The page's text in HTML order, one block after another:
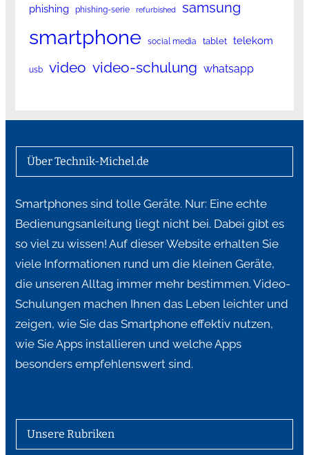
phishing phishing-serie refurbished samsung
smartphone social media tablet telekom
usb video video-schulung whatsapp
Über Technik-Michel.de
Smartphones sind tolle Geräte. Nur: Eine echte
Bedienungsanleitung liegt nicht bei. Dabei gibt es
so viel zu wissen! Auf dieser Website erhalten Sie
viele Informationen rund um die kleinen Geräte,
die unseren Alltag immer mehr bestimmen. Video-
Schulungen machen Ihnen das Leben leichter und
zeigen, wie Sie das Smartphone effektiv nutzen,
wie Sie Apps installieren und welche Apps
besonders empfehlenswert sind.
Unsere Rubriken